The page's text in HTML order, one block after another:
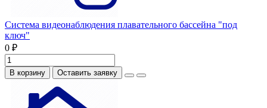
Система видеонаблюдения плавательного бассейна "под
ключ"
0 ₽
В корзину Оставить заявку